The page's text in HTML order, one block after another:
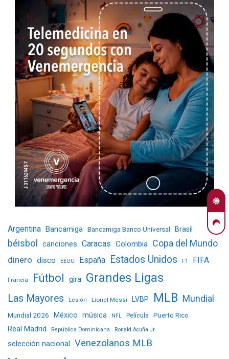
Argentina Bancamiga Bancamiga Banco Universal Brasil
béisbol canciones Caracas Colombia Copa del Mundo
dinero disco EEUU España Estados Unidos F1 FIFA
Francia Fútbol gira Grandes Ligas
Las Mayores Lesión Lionel Messi LVBP MLB Mundial
Mundial 2026 México música NFL Película Puerto Rico
Real Madrid República Dominicana Ronald Acuña Jr.
selección nacional Venezolanos MLB